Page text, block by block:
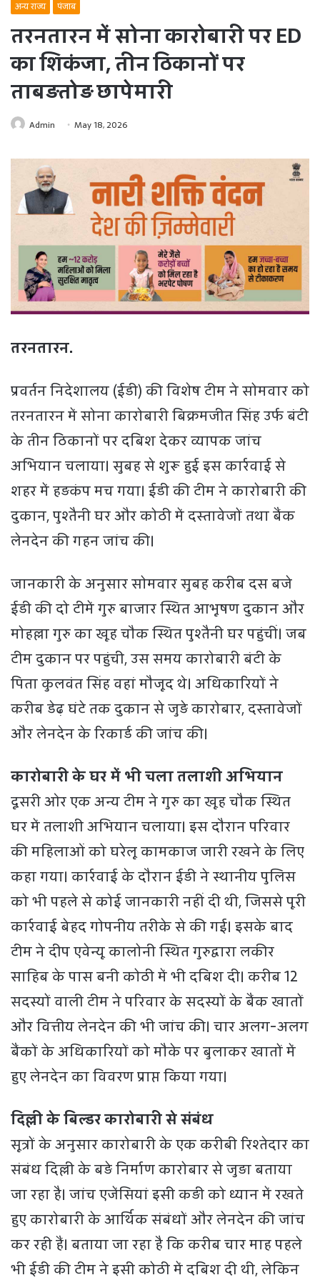
अन्य राज्य पंजाब
तरनतारन में सोना कारोबारी पर ED
का शिकंजा, तीन ठिकानों पर
ताबड़तोड़ छापेमारी
Admin May 18, 2026
तरनतारन.
प्रवर्तन निदेशालय (ईडी) की विशेष टीम ने सोमवार को
तरनतारन में सोना कारोबारी बिक्रमजीत सिंह उर्फ बंटी
के तीन ठिकानों पर दबिश देकर व्यापक जांच
अभियान चलाया। सुबह से शुरू हुई इस कार्रवाई से
शहर में हड़कंप मच गया। ईडी की टीम ने कारोबारी की
दुकान, पुश्तैनी घर और कोठी में दस्तावेजों तथा बैंक
लेनदेन की गहन जांच की।
जानकारी के अनुसार सोमवार सुबह करीब दस बजे
ईडी की दो टीमें गुरु बाजार स्थित आभूषण दुकान और
मोहल्ला गुरु का खूह चौक स्थित पुश्तैनी घर पहुंचीं। जब
टीम दुकान पर पहुंची, उस समय कारोबारी बंटी के
पिता कुलवंत सिंह वहां मौजूद थे। अधिकारियों ने
करीब डेढ़ घंटे तक दुकान से जुड़े कारोबार, दस्तावेजों
और लेनदेन के रिकार्ड की जांच की।
कारोबारी के घर में भी चला तलाशी अभियान
दूसरी ओर एक अन्य टीम ने गुरु का खूह चौक स्थित
घर में तलाशी अभियान चलाया। इस दौरान परिवार
की महिलाओं को घरेलू कामकाज जारी रखने के लिए
कहा गया। कार्रवाई के दौरान ईडी ने स्थानीय पुलिस
को भी पहले से कोई जानकारी नहीं दी थी, जिससे पूरी
कार्रवाई बेहद गोपनीय तरीके से की गई। इसके बाद
टीम ने दीप एवेन्यू कालोनी स्थित गुरुद्वारा लकीर
साहिब के पास बनी कोठी में भी दबिश दी। करीब 12
सदस्यों वाली टीम ने परिवार के सदस्यों के बैंक खातों
और वित्तीय लेनदेन की भी जांच की। चार अलग-अलग
बैंकों के अधिकारियों को मौके पर बुलाकर खातों में
हुए लेनदेन का विवरण प्राप्त किया गया।
दिल्ली के बिल्डर कारोबारी से संबंध
सूत्रों के अनुसार कारोबारी के एक करीबी रिश्तेदार का
संबंध दिल्ली के बड़े निर्माण कारोबार से जुड़ा बताया
जा रहा है। जांच एजेंसियां इसी कड़ी को ध्यान में रखते
हुए कारोबारी के आर्थिक संबंधों और लेनदेन की जांच
कर रही हैं। बताया जा रहा है कि करीब चार माह पहले
भी ईडी की टीम ने इसी कोठी में दबिश दी थी, लेकिन